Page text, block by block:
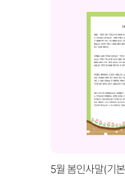
5월 봄인사말(기